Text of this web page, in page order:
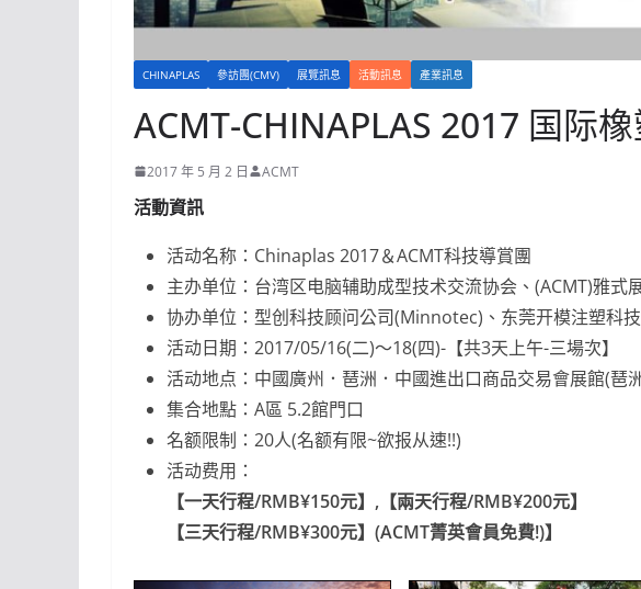
CHINAPLAS 參訪團(CMV) 展覽訊息 活動訊息 產業訊息
ACMT-CHINAPLAS 2017 国际
2017 年 5 月 2 日 ACMT
活動資訊
活动名称：Chinaplas 2017＆ACMT科技導賞團
主办单位：台湾区电脑辅助成型技术交流协会、(ACMT)雅式
协办单位：型创科技顾问公司(Minnotec)、东莞开模注塑科
活动日期：2017/05/16(二)～18(四)-【共3天上午-三場次】
活动地点：中國廣州．琶洲．中國進出口商品交易會展館(琶
集合地點：A區 5.2館門口
名额限制：20人(名额有限~欲报从速!!)
活动费用：
【一天行程/RMB¥150元】,【兩天行程/RMB¥200元】
【三天行程/RMB¥300元】(ACMT菁英會員免費!)】